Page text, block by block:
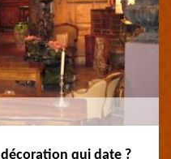
qui date ?